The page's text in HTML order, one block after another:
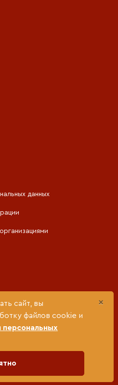
×
сайт, вы
файлов cookie и
персональных
данных
политики Свердловской
Все права защищены. При
гиперссылка обязательна